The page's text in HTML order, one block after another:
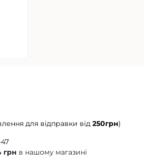
для відправки від 250грн)
грн в нашому магазині